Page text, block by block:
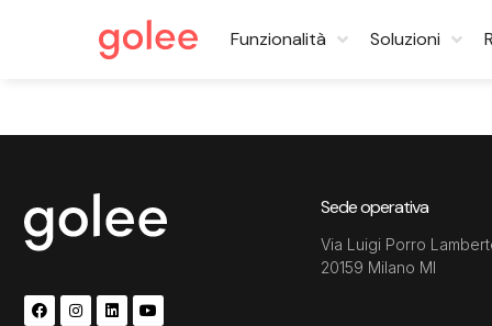
Funzionalità Soluzioni
Sede operativa
Via Luigi Porro
20159 Milano MI